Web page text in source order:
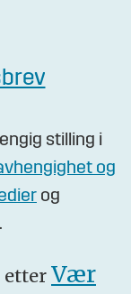
stilling i
og
og
.
etter Vær